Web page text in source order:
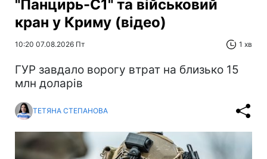
"Панцирь-С1" та військовий
кран у Криму (відео)
10:20 07.08.2026 Пт 1 хв
ГУР завдало ворогу втрат на близько 15
млн доларів
ТЕТЯНА СТЕПАНОВА